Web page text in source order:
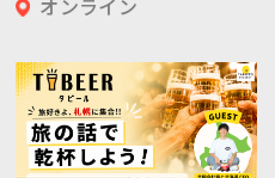
オンライン